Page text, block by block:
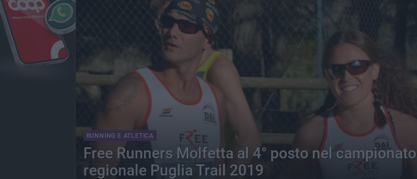
RUNNING E ATLETICA
Free Runners Molfetta al 4° posto nel campionato
regionale Puglia Trail 2019